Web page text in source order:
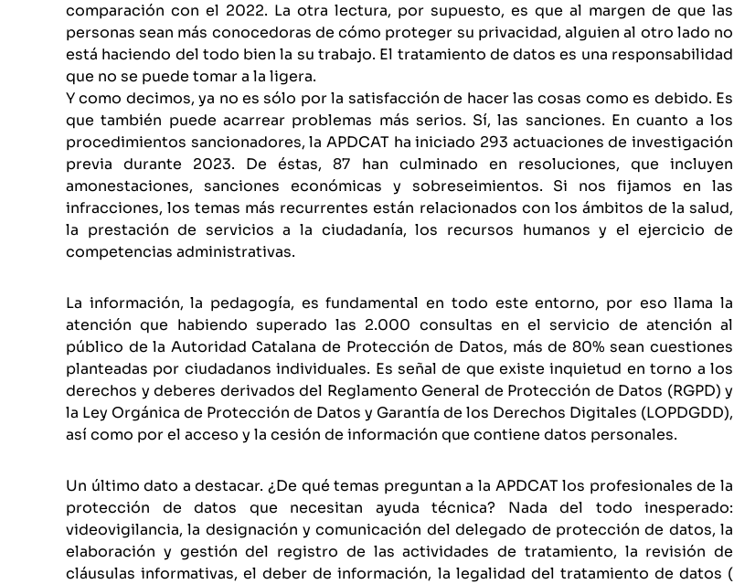
comparación con el 2022. La otra lectura, por supuesto, es que al margen de que las
personas sean más conocedoras de cómo proteger su privacidad, alguien al otro lado no
está haciendo del todo bien la su trabajo. El tratamiento de datos es una responsabilidad
que no se puede tomar a la ligera.
Y como decimos, ya no es sólo por la satisfacción de hacer las cosas como es debido. Es
que también puede acarrear problemas más serios. Sí, las sanciones. En cuanto a los
procedimientos sancionadores, la APDCAT ha iniciado 293 actuaciones de investigación
previa durante 2023. De éstas, 87 han culminado en resoluciones, que incluyen
amonestaciones, sanciones económicas y sobreseimientos. Si nos fijamos en las
infracciones, los temas más recurrentes están relacionados con los ámbitos de la salud,
la prestación de servicios a la ciudadanía, los recursos humanos y el ejercicio de
competencias administrativas.
La información, la pedagogía, es fundamental en todo este entorno, por eso llama la
atención que habiendo superado las 2.000 consultas en el servicio de atención al
público de la Autoridad Catalana de Protección de Datos, más de 80% sean cuestiones
planteadas por ciudadanos individuales. Es señal de que existe inquietud en torno a los
derechos y deberes derivados del Reglamento General de Protección de Datos (RGPD) y
la Ley Orgánica de Protección de Datos y Garantía de los Derechos Digitales (LOPDGDD),
así como por el acceso y la cesión de información que contiene datos personales.
Un último dato a destacar. ¿De qué temas preguntan a la APDCAT los profesionales de la
protección de datos que necesitan ayuda técnica? Nada del todo inesperado:
videovigilancia, la designación y comunicación del delegado de protección de datos, la
elaboración y gestión del registro de las actividades de tratamiento, la revisión de
cláusulas informativas, el deber de información, la legalidad del tratamiento de datos (